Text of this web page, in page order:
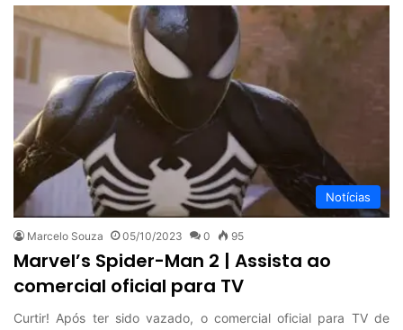
Notícias
Marcelo Souza 05/10/2023 0 95
Marvel’s Spider-Man 2 | Assista ao
comercial oficial para TV
Curtir! Após ter sido vazado, o comercial oficial para TV de